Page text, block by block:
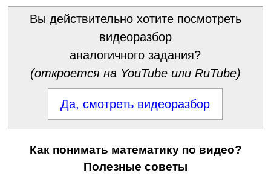
Вы действительно хотите посмотреть
видеоразбор
аналогичного задания?
(откроется на YouTube или RuTube)
Да, смотреть видеоразбор
Как понимать математику по видео?
Полезные советы